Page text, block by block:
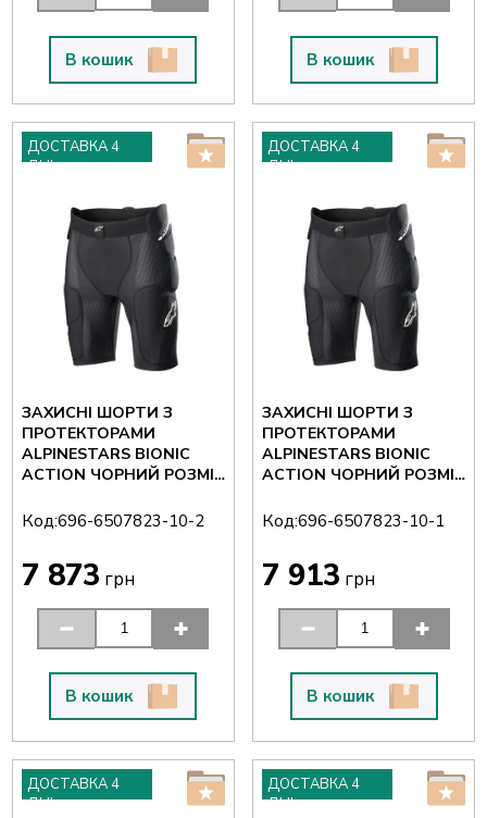
В кошик В кошик
ДОСТАВКА 4
ДНІ
ЗАХИСНІ ШОРТИ З
ПРОТЕКТОРАМИ
ALPINESTARS BIONIC
ACTION ЧОРНИЙ РОЗМІР
Код:696-6507823-10-2
7 873 грн
В кошик
ДОСТАВКА 4
ДНІ
ЗАХИСНІ ШОРТИ З
ПРОТЕКТОРАМИ
ALPINESTARS BIONIC
ACTION ЧОРНИЙ РОЗМІР
Код:696-6507823-10-1
7 913 грн
В кошик
ДОСТАВКА 4
ДНІ
ДОСТАВКА 4
ДНІ